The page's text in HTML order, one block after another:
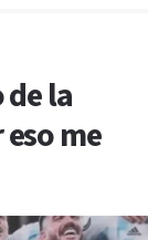
la
me